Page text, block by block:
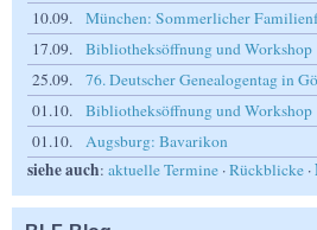
10.09.
München: Sommerlicher
17.09.
Bibliotheksöffnung und Workshop
25.09.
76. Deutscher Genealogentag in
01.10.
Bibliotheksöffnung und Workshop
01.10.
Augsburg: Bavarikon
siehe auch: aktuelle Termine ·Rückblicke ·